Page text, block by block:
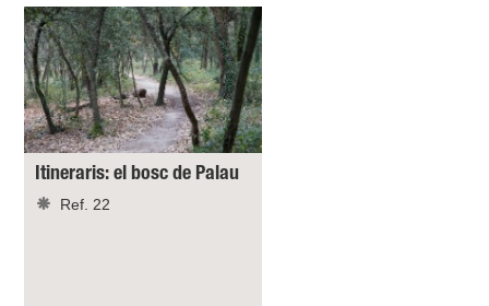
Itineraris: el bosc de Palau
Ref. 22